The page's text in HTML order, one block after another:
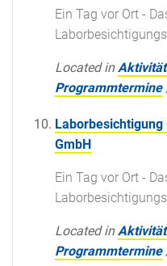
Ein Tag vor Ort -
Located in
Programmtermine
Laborbesichtigung
GmbH
Ein Tag vor Ort -
Located in
Programmtermine